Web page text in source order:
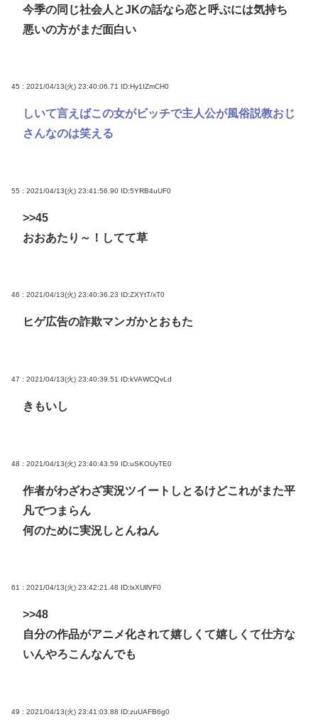
今季の同じ社会人とJKの話なら恋と呼ぶには気持ち
悪いの方がまだ面白い
45 : 2021/04/13(火) 23:40:06.71 ID:Hy1IZmCH0
しいて言えばこの女がビッチで主人公が風俗説教おじ
さんなのは笑える
55 : 2021/04/13(火) 23:41:56.90 ID:5YRB4uUF0
>>45
おおあたり～！してて草
46 : 2021/04/13(火) 23:40:36.23 ID:ZXYtT/xT0
ヒゲ広告の詐欺マンガかとおもた
47 : 2021/04/13(火) 23:40:39.51 ID:kVAWCQvLd
きもいし
48 : 2021/04/13(火) 23:40:43.59 ID:uSKOUyTE0
作者がわざわざ実況ツイートしとるけどこれがまた平
凡でつまらん
何のために実況しとんねん
61 : 2021/04/13(火) 23:42:21.48 ID:lxXUllVF0
>>48
自分の作品がアニメ化されて嬉しくて嬉しくて仕方な
いんやろこんなんでも
49 : 2021/04/13(火) 23:41:03.88 ID:zuUAFB6g0